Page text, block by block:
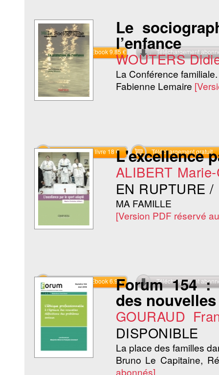
Commander l'Ebook 9.85 € Téléchargement
Le
l’enfance
WOUTERS
La Conférence
Fabienne Lemaire
Commander le livre 18 € Téléchargement gratuit
L'excellence
ALIBERT
EN RUPTURE
MA FAMILLE
[Version PDF réservé
Commander l'Ebook 6.9 € Téléchargement
Forum 154 :
des
GOURAUD
DISPONIBLE
La place des familles
Bruno Le Capitaine,
abonnés]